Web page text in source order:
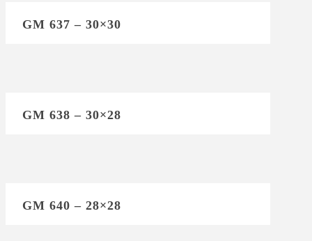
GM 637 – 30×30
GM 638 – 30×28
GM 640 – 28×28